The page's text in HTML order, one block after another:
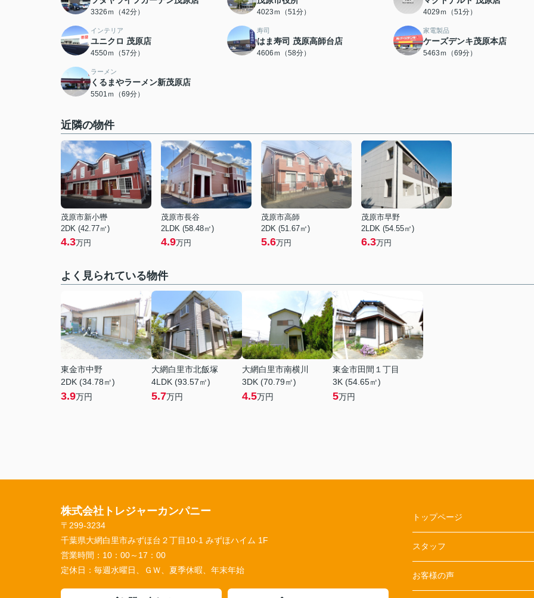
3326ｍ（42分） 4023ｍ（51分） 4029ｍ（51分）
インテリア
ユニクロ 茂原店
4550ｍ（57分）
寿司
はま寿司 茂原高師台店
4606ｍ（58分）
家電製品
ケーズデンキ茂原本店
5463ｍ（69分）
ラーメン
くるまやラーメン新茂原店
5501ｍ（69分）
近隣の物件
茂原市新小轡
2DK (42.77㎡)
4.3万円
茂原市長谷
2LDK (58.48㎡)
4.9万円
茂原市高師
2DK (51.67㎡)
5.6万円
茂原市早野
2LDK (54.55㎡)
6.3万円
よく見られている物件
東金市中野
2DK (34.78㎡)
3.9万円
大網白里市北飯塚
4LDK (93.57㎡)
5.7万円
大網白里市南横川
3DK (70.79㎡)
4.5万円
東金市田間１丁目
3K (54.65㎡)
5万円
株式会社トレジャーカンパニー
〒299-3234
千葉県大網白里市みずほ台２丁目10-1 みずほハイム 1F
営業時間： 10：00～17：00
定休日： 毎週水曜日、ＧＷ、夏季休暇、年末年始
トップページ
スタッフ
お客様の声